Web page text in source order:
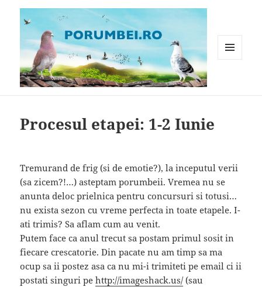
Procesul etapei: 1-2 Iunie
Tremurand de frig (si de emotie?), la inceputul verii
(sa zicem?!…) asteptam porumbeii. Vremea nu se
anunta deloc prielnica pentru concursuri si totusi…
nu exista sezon cu vreme perfecta in toate etapele. I-
ati trimis? Sa aflam cum au venit.
Putem face ca anul trecut sa postam primul sosit in
fiecare crescatorie. Din pacate nu am timp sa ma
ocup sa ii postez asa ca nu mi-i trimiteti pe email ci ii
postati singuri pehttp://imageshack.us/(sau